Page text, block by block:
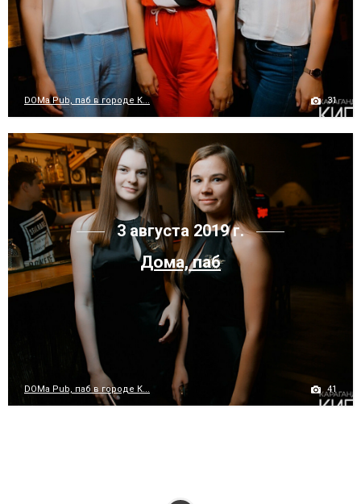
DOMa Pub, паб в городе К... 31
3 августа 2019 г.
Дома, паб
DOMa Pub, паб в городе К... 41